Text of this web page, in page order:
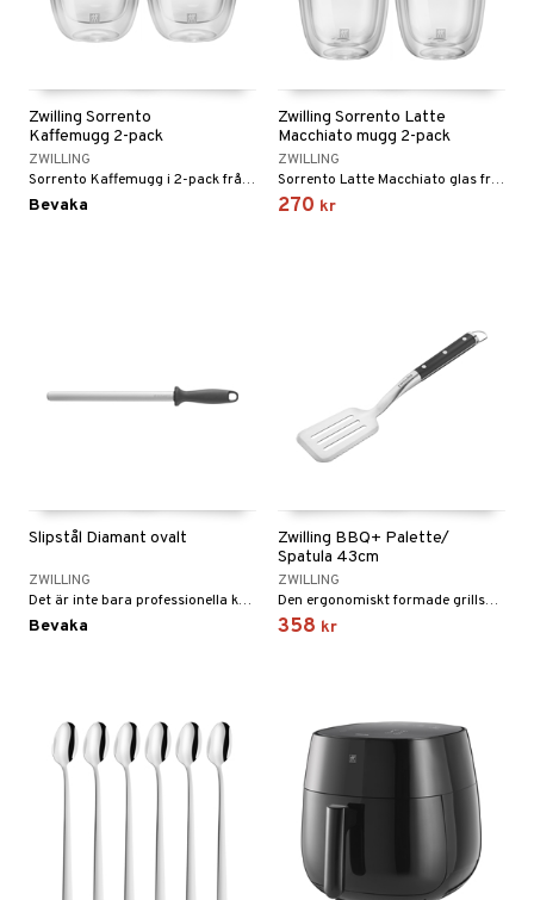
Zwilling Sorrento
Kaffemugg 2-pack
ZWILLING
Sorrento Kaffemugg i 2-pack från Zwilling.
Bevaka
Zwilling Sorrento Latte
Macchiato mugg 2-pack
ZWILLING
Sorrento Latte Macchiato glas från Zwilling kommer i 2-pack.
270 kr
Slipstål Diamant ovalt
ZWILLING
Det är inte bara professionella kockar som litar på skarpa knivar.
Bevaka
Zwilling BBQ+ Palette/
Spatula 43cm
ZWILLING
Den ergonomiskt formade grillspaden i rostfritt stål med sin stora yta och tandade kant säkerställer optimal hantering och framför allt enkel vändning av din grillade mat, oavsett om du använder den för kött, grönsaker eller fisk.
358 kr